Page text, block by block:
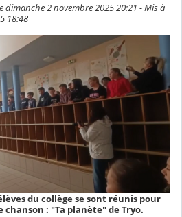
dimanche 2 novembre 2025 20:21 - Mis à
18:48
du collège se sont réunis pour
: "Ta planète" de Tryo.